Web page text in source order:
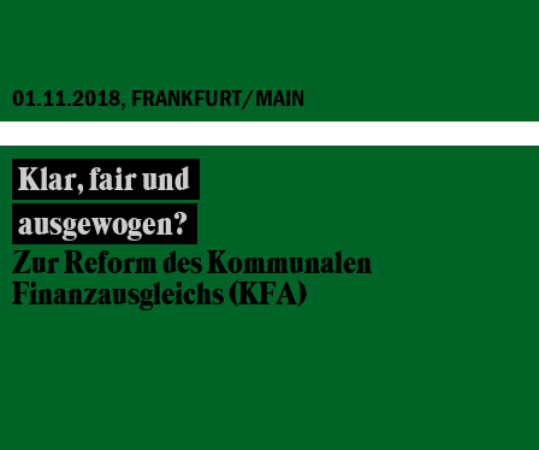
01.11.2018, FRANKFURT/MAIN
Klar, fair und
ausgewogen?
Zur Reform des Kommunalen
Finanzausgleichs (KFA)